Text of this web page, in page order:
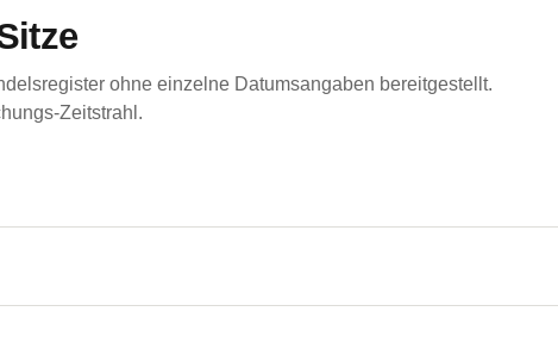
ohne einzelne Datumsangaben bereitgestellt.
Zeitstrahl.